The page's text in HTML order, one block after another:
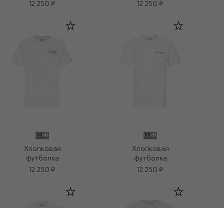
12 250 ₽
12 250 ₽
Хлопковая
футболка
12 250 ₽
Хлопковая
футболка
12 250 ₽